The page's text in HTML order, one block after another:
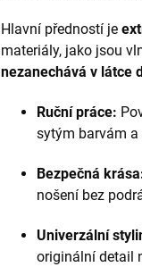
Hlavní předností je
materiály, jako jsou
nezanechává v látce
Ruční práce:
sytým barvám
Bezpečná
nošení bez
Univerzální
originální detail